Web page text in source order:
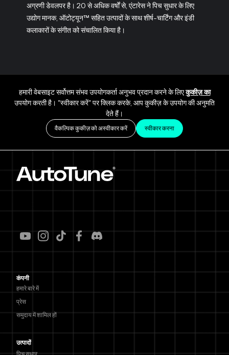
अग्रणी डेवलपर है। 20 से अधिक वर्षों से, एंटारेस ने पिच सुधार के लिए
उद्योग मानक, ऑटोट्यून™ सहित उत्पादों के साथ शीर्ष-चार्टिंग और इंडी
कलाकारों के संगीत को संचालित किया है।
हमारी वेबसाइट सर्वोत्तम संभव उपयोगकर्ता अनुभव प्रदान करने के लिएकुकीज़ का
उपयोग करती है। "स्वीकार करें" पर क्लिक करके, आप कुकीज़ के उपयोग की अनुमति
देते हैं।
वैकल्पिक कुकीज़ को अस्वीकार करें स्वीकार करना
कंपनी
हमारे बारे में
प्रेस
समुदाय में शामिल हों
उत्पादों